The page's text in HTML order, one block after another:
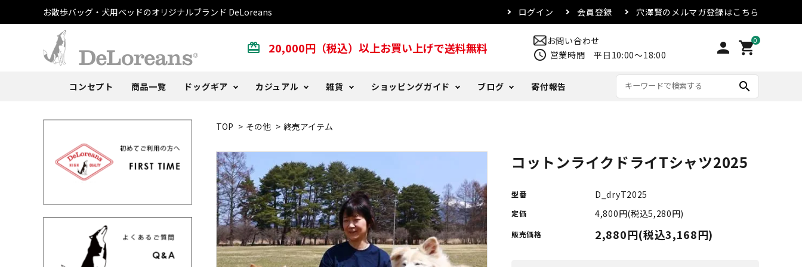
お散歩バッグ・犬用ベッドのオリジナルブランド DeLoreans ログイン 会員登録 穴澤賢のメルマガ登録はこちら
card_giftcard 20,000円（税込）以上お買い上げで送料無料 お問い合わせ
schedule 営業時間 平日10:00～18:00 person 0
shopping_cart
コンセプト 商品一覧 ドッグギア
犬用ベッド
うんち袋 うちのこタオル その他
カジュアル
Tシャツ
ストール キャップ・ハット
雑貨
おまけ
カレンダー その他
ショッピングガイド
よくある質問
取扱店 レビュー 注文確認メールが届かない場合
ブログ
Another Days
寄付報告 search
TOP > その他 > 終売アイテム
コットンライクドライTシャツ2025
型番 D_dryT2025
定価 4,800円(税込5,280円)
販売価格 2,880円(税込3,168円)